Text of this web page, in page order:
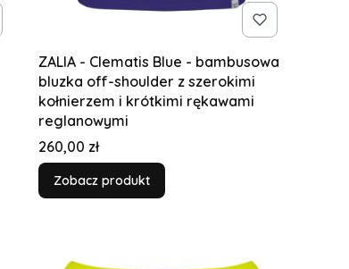
ZALIA - Clematis Blue - bambusowa
bluzka off-shoulder z szerokimi
kołnierzem i krótkimi rękawami
reglanowymi
Cena
260,00 zł
Zobacz produkt